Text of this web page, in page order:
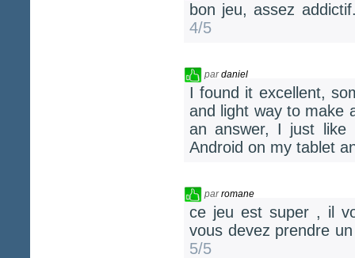
bon jeu, assez
4/5
pardaniel
I found it excellent,
and light way to make
an answer, I just like
Android on my tablet
parromane
ce jeu est super , il
vous devez prendre
5/5